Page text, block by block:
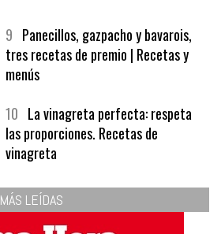
9 Panecillos, gazpacho y bavarois,
tres recetas de premio | Recetas y
menús
10 La vinagreta perfecta: respeta
las proporciones. Recetas de
vinagreta
MÁS LEÍDAS